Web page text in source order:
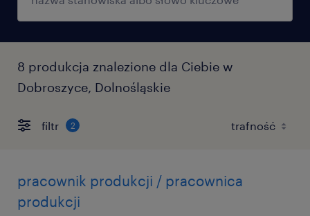
8 produkcja znalezione dla Ciebie w
Dobroszyce, Dolnośląskie
filtr 2
pracownik produkcji / pracownica
produkcji